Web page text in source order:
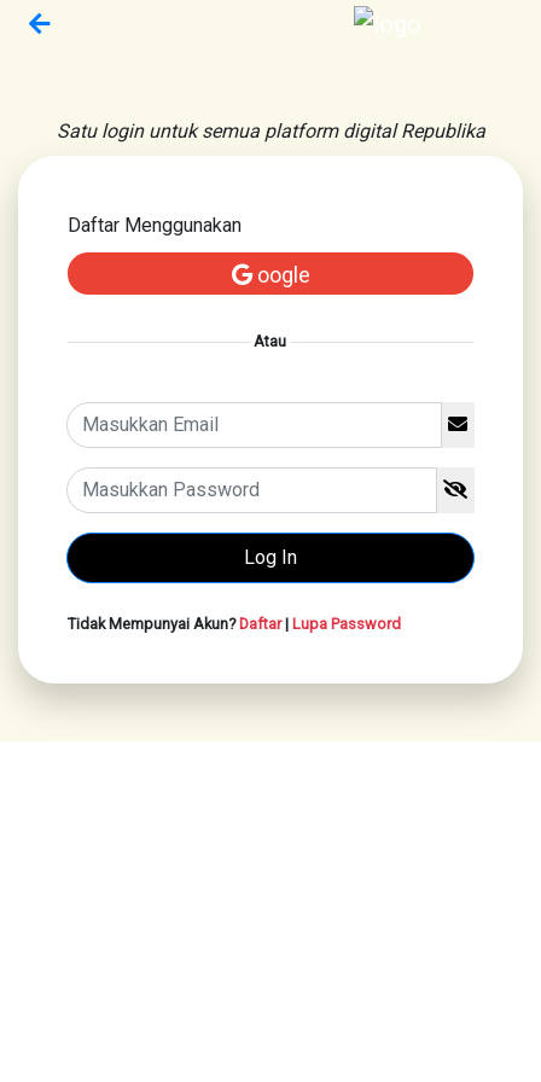
Satu login untuk semua platform digital Republika
Daftar Menggunakan
oogle
Atau
Tidak Mempunyai Akun?Daftar| Lupa Password